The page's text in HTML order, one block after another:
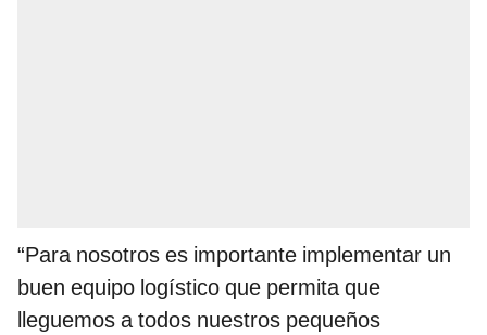
“Para nosotros es importante implementar un
buen equipo logístico que permita que
lleguemos a todos nuestros pequeños